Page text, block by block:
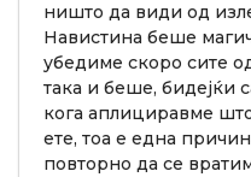
ништо да види од
Навистина беше
убедиме скоро сите
така и беше, бидејќи
кога аплициравме
ете, тоа е една
повторно да се